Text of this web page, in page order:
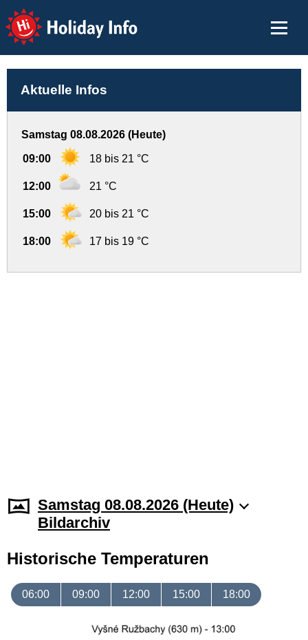
Holiday Info
Aktuelle Infos
Samstag 08.08.2026 (Heute)
09:00 18 bis 21 °C
12:00 21 °C
15:00 20 bis 21 °C
18:00 17 bis 19 °C
Samstag 08.08.2026 (Heute)
Bildarchiv
Historische Temperaturen
06:00 09:00 12:00 15:00 18:00